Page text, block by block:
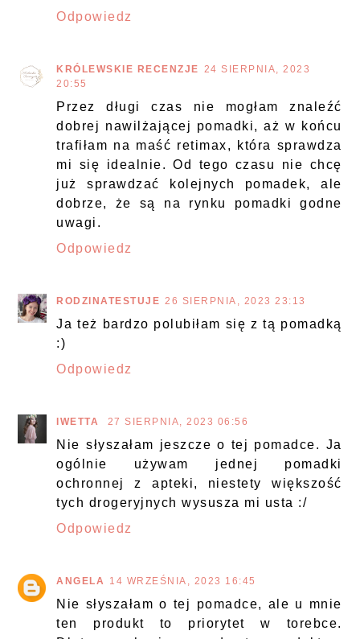
Odpowiedz
KRÓLEWSKIE RECENZJE 24 SIERPNIA, 2023
20:55
Przez długi czas nie mogłam znaleźć
dobrej nawilżającej pomadki, aż w końcu
trafiłam na maść retimax, która sprawdza
mi się idealnie. Od tego czasu nie chcę
już sprawdzać kolejnych pomadek, ale
dobrze, że są na rynku pomadki godne
uwagi.
Odpowiedz
RODZINATESTUJE 26 SIERPNIA, 2023 23:13
Ja też bardzo polubiłam się z tą pomadką
:)
Odpowiedz
IWETTA 27 SIERPNIA, 2023 06:56
Nie słyszałam jeszcze o tej pomadce. Ja
ogólnie używam jednej pomadki
ochronnej z apteki, niestety większość
tych drogeryjnych wysusza mi usta :/
Odpowiedz
ANGELA 14 WRZEŚNIA, 2023 16:45
Nie słyszałam o tej pomadce, ale u mnie
ten produkt to priorytet w torebce.